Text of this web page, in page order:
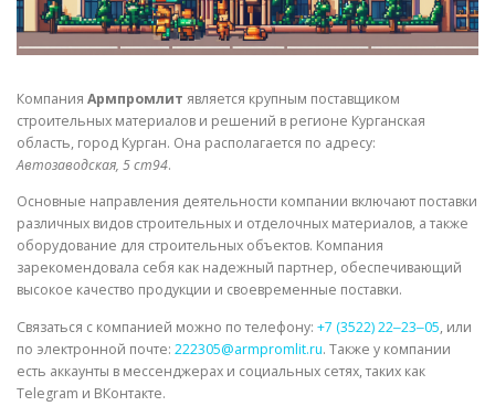
Компания Армпромлит является крупным поставщиком
строительных материалов и решений в регионе Курганская
область, город Курган. Она располагается по адресу:
Автозаводская, 5 ст94.
Основные направления деятельности компании включают поставки
различных видов строительных и отделочных материалов, а также
оборудование для строительных объектов. Компания
зарекомендовала себя как надежный партнер, обеспечивающий
высокое качество продукции и своевременные поставки.
Связаться с компанией можно по телефону: +7 (3522) 22‒23‒05, или
по электронной почте: 222305@armpromlit.ru. Также у компании
есть аккаунты в мессенджерах и социальных сетях, таких как
Telegram и ВКонтакте.